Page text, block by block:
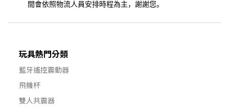
間會依照物流人員安排時程為主，謝謝您。
玩具熱門分類
藍牙遙控震動器
飛機杯
雙人共震器